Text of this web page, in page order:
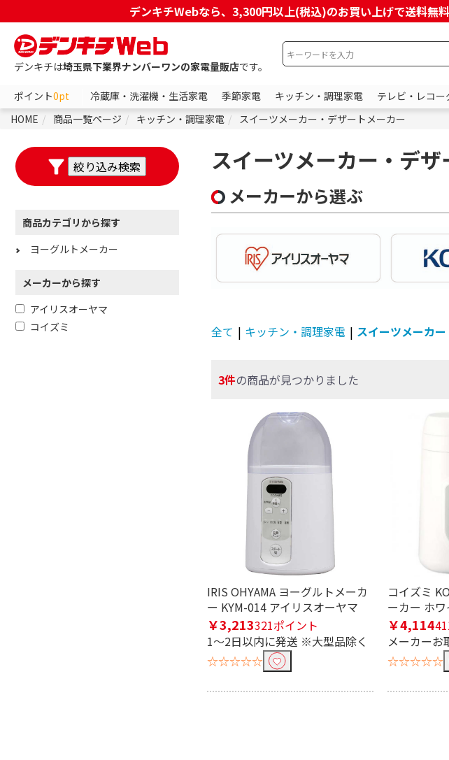
デンキチWebなら、3,300円以上(税込)のお買い上げで送料無
デンキチは埼玉県下業界ナンバーワンの家電量販店です。
ポイント0pt 冷蔵庫・洗濯機・生活家電 季節家電 キッチン・調理家電 テレビ・レコー
HOME
商品一覧ページ キッチン・調理家電 スイーツメーカー・デザートメーカー
スイーツメーカー・デ
メーカーから選ぶ
全て | キッチン・調理家電 | スイーツメーカ
3件の商品が見つかりました
IRIS OHYAMA ヨーグルトメーカ
ー KYM-014 アイリスオーヤマ
￥3,213321ポイント
1～2日以内に発送 ※大型品除く
☆☆☆☆☆
コイズミ
ーカー ホ
￥4,114
メーカーお
☆☆☆☆☆
商品カテゴリから探す
ヨーグルトメーカー
メーカーから探す
アイリスオーヤマ
コイズミ
条
除外する にチェックを入れると、指定したワードを除外して検索しま